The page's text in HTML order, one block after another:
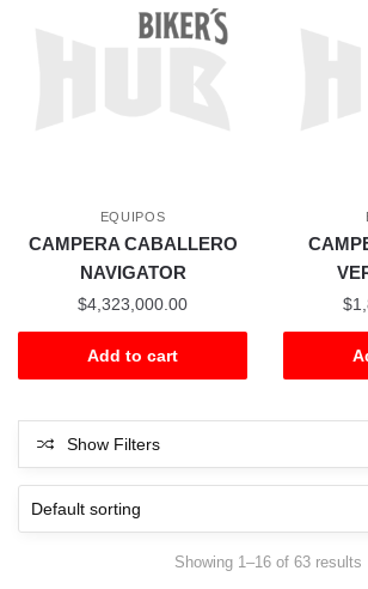
EQUIPOS
CAMPERA CABALLERO
NAVIGATOR
$4,323,000.00
Add to cart
$
Show Filters
Showing 1–16 of 63 results